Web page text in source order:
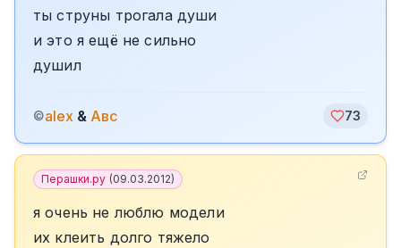
ты струны трогала души
и это я ещё не сильно
душил
©alex & Авс 73
Перашки.ру (09.03.2012)
я очень не люблю модели
их клеить долго тяжело